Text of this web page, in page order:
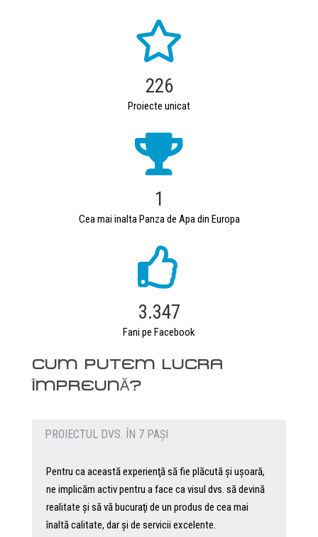
226
Proiecte unicat
1
Cea mai inalta Panza de Apa din Europa
3.347
Fani pe Facebook
CUM PUTEM LUCRA
ÎMPREUNĂ?
PROIECTUL DVS. ÎN 7 PAȘI
Pentru ca această experienţă să fie plăcută şi uşoară,
ne implicăm activ pentru a face ca visul dvs. să devină
realitate şi să vă bucuraţi de un produs de cea mai
înaltă calitate, dar şi de servicii excelente.